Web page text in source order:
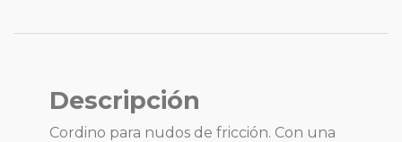
Descripción
Cordino para nudos de fricción. Con una